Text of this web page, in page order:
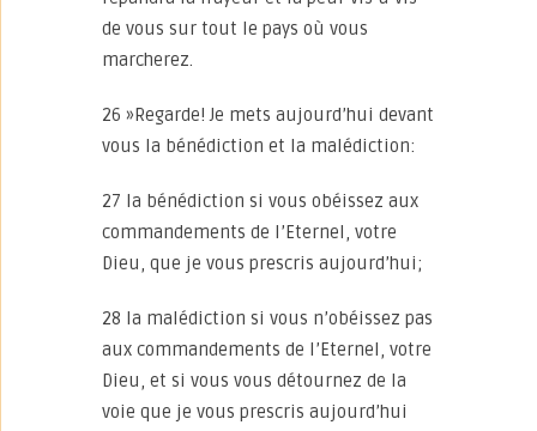
de vous sur tout le pays où vous
marcherez.
26 »Regarde! Je mets aujourd’hui devant
vous la bénédiction et la malédiction:
27 la bénédiction si vous obéissez aux
commandements de l’Eternel, votre
Dieu, que je vous prescris aujourd’hui;
28 la malédiction si vous n’obéissez pas
aux commandements de l’Eternel, votre
Dieu, et si vous vous détournez de la
voie que je vous prescris aujourd’hui